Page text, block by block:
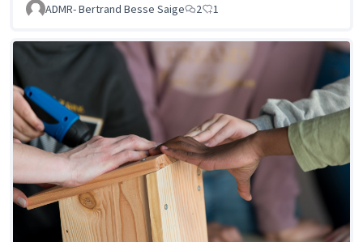
ADMR- Bertrand Besse Saige 2 1